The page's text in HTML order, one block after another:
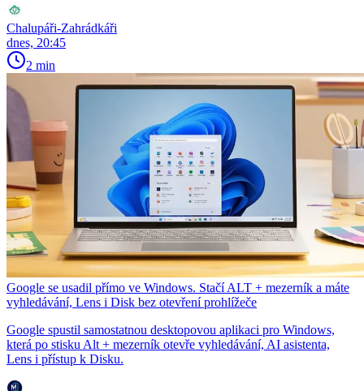
Chalupáři-Zahrádkáři
dnes, 20:45
2 min
Google se usadil přímo ve Windows. Stačí ALT + mezerník a máte
vyhledávání, Lens i Disk bez otevření prohlížeče
Google spustil samostatnou desktopovou aplikaci pro Windows,
která po stisku Alt + mezerník otevře vyhledávání, AI asistenta,
Lens i přístup k Disku.